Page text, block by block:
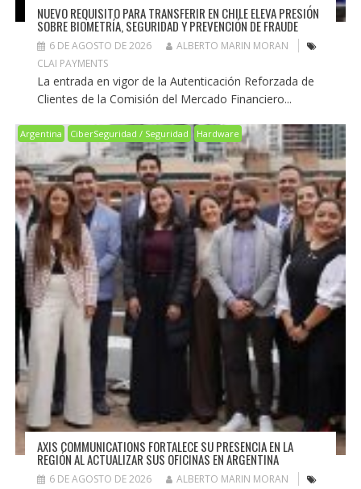
NUEVO REQUISITO PARA TRANSFERIR EN CHILE ELEVA PRESIÓN
SOBRE BIOMETRÍA, SEGURIDAD Y PREVENCIÓN DE FRAUDE
6 DE AGOSTO DE 2026
ALBERTO MARIN MORAN
CLAI PAYMENTS
La entrada en vigor de la Autenticación Reforzada de
Clientes de la Comisión del Mercado Financiero...
Argentina CiberSeguridad / Seguridad Hardware
AXIS COMMUNICATIONS FORTALECE SU PRESENCIA EN LA
REGIÓN AL ACTUALIZAR SUS OFICINAS EN ARGENTINA
6 DE AGOSTO DE 2026
ALBERTO MARIN MORAN